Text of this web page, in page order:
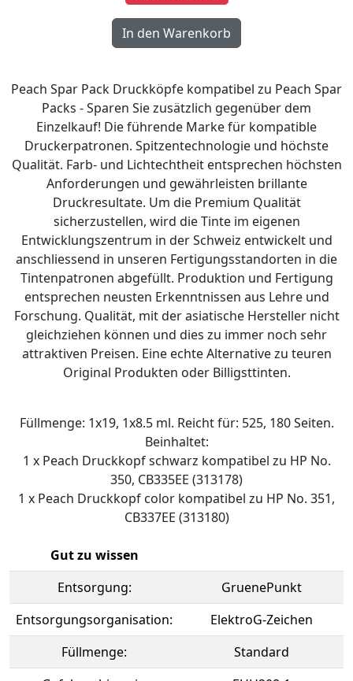
Peach Spar Pack Druckköpfe kompatibel zu Peach Spar
Packs - Sparen Sie zusätzlich gegenüber dem
Einzelkauf! Die führende Marke für kompatible
Druckerpatronen. Spitzentechnologie und höchste
Qualität. Farb- und Lichtechtheit entsprechen höchsten
Anforderungen und gewährleisten brillante
Druckresultate. Um die Premium Qualität
sicherzustellen, wird die Tinte im eigenen
Entwicklungszentrum in der Schweiz entwickelt und
anschliessend in unseren Fertigungsstandorten in die
Tintenpatronen abgefüllt. Produktion und Fertigung
entsprechen neusten Erkenntnissen aus Lehre und
Forschung. Qualität, mit der asiatische Hersteller nicht
gleichziehen können und dies zu immer noch sehr
attraktiven Preisen. Eine echte Alternative zu teuren
Original Produkten oder Billigsttinten.
Füllmenge: 1x19, 1x8.5 ml. Reicht für: 525, 180 Seiten.
Beinhaltet:
1 x Peach Druckkopf schwarz kompatibel zu HP No.
350, CB335EE (313178)
1 x Peach Druckkopf color kompatibel zu HP No. 351,
CB337EE (313180)
Gut zu wissen
Entsorgung:
GruenePunkt
Entsorgungsorganisation:
ElektroG-Zeichen
Füllmenge:
Standard